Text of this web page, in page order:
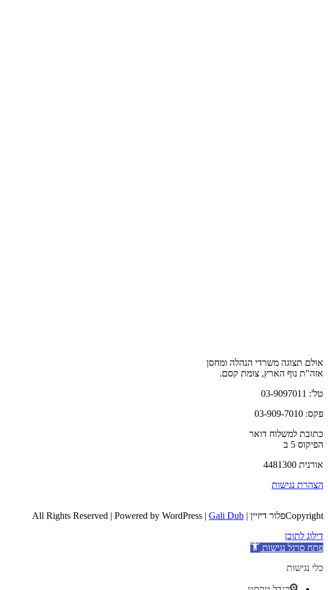
אולם תצוגה משרדי הנהלה ומחסן
אזה"ת נוף הארץ, צומת קסם.
טל': 03-9097011
פקס: 03-909-7010
כתובת למשלוח דואר
הפיקוס 5 ב
אורנית 4481300
הצהרת נגישות
Copyrightפלור דיזיין | All Rights Reserved | Powered by WordPress |
Gali Dub
דילוג לתוכן
פתח סרגל נגישות
כלי נגישות